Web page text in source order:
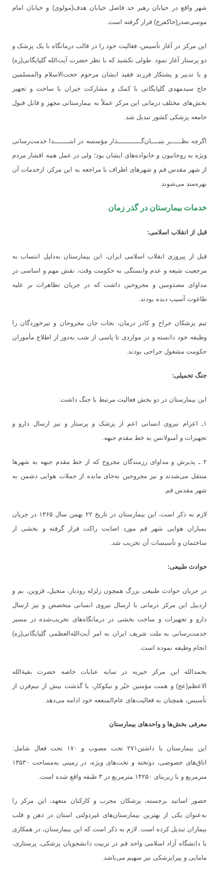
شهر واقع در خیابان رهبر حد فاصل خیابان هدف(مولوی) و خیابان امام
موسیصدر(خاکفرج) قرار گرفته است.
این مرکز در آغاز تأسیس، فعالیت خود را در قالب درمانگاه با یک پزشک و
دو پرستار آغاز نمود. طولی نکشید که با نظر حضرت آیت الله گلپایگانی(ره)
و با تدبیر و پشتکار فرزند فقید ایشان مرحوم حجتالاسلام والمسلمین
حاج سیدمهدی گلپایگانی با کمک و مشارکت خیران با ساخت و تجهیز
بخشهای مختلف درمانی این مرکز عملاً به بیمارستانی مجهز و قابل قبول
جامعه پزشکی کشور تبدیل شد.
اگرچه نظــــــر بنیــــانگــــــــــــذار مؤسسه در ابتــــــــدا خدمترسانی
ویژه به روحانیون و خانوادههای ایشان بود؛ ولی در عمل همه اقشار مردم
از شهر مقدس قم و شهرهای اطراف با مراجعه به این مرکز، ازخدمات آن
بهرهمند میشوند.
خدمات بیمارستان در گذر زمان
قبل از انقلاب اسلامی:
قبل از پیروزی انقلاب اسلامی ایران، این بیمارستان بهدلیل انتساب به
مرجعیت شیعه و عدم وابستگی به حکومت وقت، نقش مهم و اساسی در
مداوای مصدومین و مجروحین داشت که در جریان تظاهرات بر علیه
طاغوت آسیب دیده بودند.
تیم پزشکان جراح و کادر درمان، نجات جان مجروحان و تیرخوردگان را
وظیفه خود دانسته و در مواردی تا پاسی از شب بهدور از اطلاع مأموران
حکومت مشغول جراحی بودند.
جنگ تحمیلی:
این بیمارستان در دو بخش فعالیت مرتبط با جنگ داشت:
۱ـ اعزام نیروی انسانی اعم از پزشک و پرستار و نیز ارسال دارو و
تجهیزات و آمبولانس به خط مقدم جبهه.
۲ ـ پذیرش و مداوای رزمندگان مجروح که از خط مقدم جبهه به شهرها
منتقل میشدند و نیز مجروحین بهجای مانده از حملات هوایی دشمن به
شهر مقدس قم.
لازم به ذکر است، این بیمارستان در تاریخ ۲۲ بهمن سال ۱۳۶۵ در جریان
بمباران هوایی شهر قم مورد اصابت راکت قرار گرفته و بخشی از
ساختمان و تأسیسات آن تخریب شد.
حوادث طبیعی:
در جریان حوادث طبیعی بزرگ همچون زلزله رودبار، منجیل، قزوین، بم و
اردبیل این مرکز درمانی با ارسال نیروی انسانی متخصص و نیز ارسال
دارو و تجهیزات و ساخت بخشی در درمانگاههای تخریبشده در مسیر
خدمترسانی به ملت شریف ایران به امر آیت الله العظمی گلپایگانی(ره)
انجام وظیفه نموده است.
بحمدالله این مرکز خیریه در سایه عنایات خاصه حضرت بقیةالله
الاعظم(عج) و همت مؤمنین خیّر و نیکوکار، با گذشت بیش از نیمقرن از
تأسیس، همچنان به فعالیتهای عام المنفعه خود ادامه میدهد.
معرفی بخشها و واحدهای بیمارستان
این بیمارستان با داشتن۲۷۱ تخت مصوب و ۱۷۰ تخت فعال شامل:
اتاقهای خصوصی، دوتخته و تختهای ویژه، در زمینی به
مساحت ۱۳۵۳۰
مترمربع و با زیربنای ۱۴۲۵۰ مترمربع در ۳ طبقه واقع شده است.
حضور اساتید برجسته، پزشکان مجرب و کارکنان متعهد، این مرکز را
بهعنوان یکی از بهترین بیمارستانهای غیردولتی استان در ذهن و قلب
بیماران تبدیل کرده است. لازم به ذکر است که این بیمارستان، در همکاری
با دانشگاه آزاد اسلامی واحد قم در تربیت دانشجویان پزشکی، پرستاری،
مامایی و پیراپزشکی نیز سهیم میباشد.